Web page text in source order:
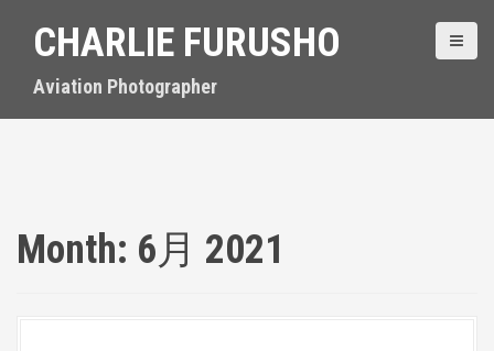
CHARLIE FURUSHO
Aviation Photographer
Month: 6月 2021